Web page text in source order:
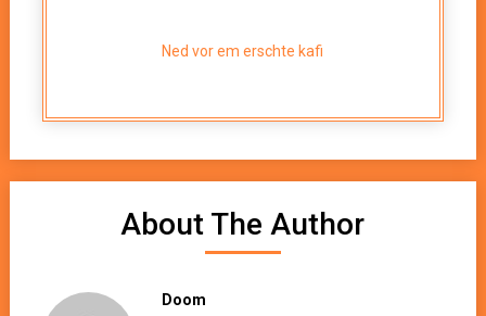
Ned vor em erschte kafi
About The Author
Doom